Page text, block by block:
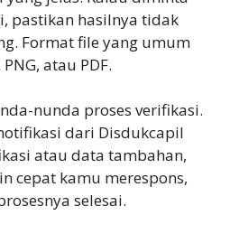
pastikan hasilnya tidak
Format file yang umum
atau PDF.
nunda proses verifikasi.
dari Disdukcapil
atau data tambahan,
cepat kamu merespons,
selesai.